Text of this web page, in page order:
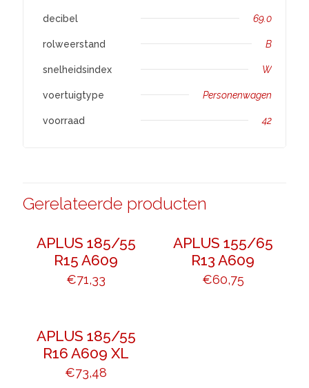
decibel 69.0
rolweerstand B
snelheidsindex W
voertuigtype Personenwagen
voorraad 42
Gerelateerde producten
APLUS 185/55
R15 A609
€71,33
APLUS 155/65
R13 A609
€60,75
APLUS 185/55
R16 A609 XL
€73,48